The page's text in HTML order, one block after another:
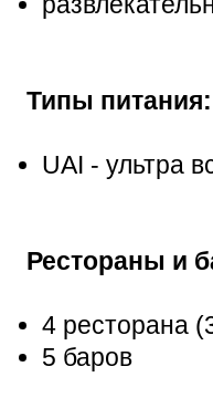
Типы питания:
UAI - ультра
Рестораны и
4 ресторана
5 баров